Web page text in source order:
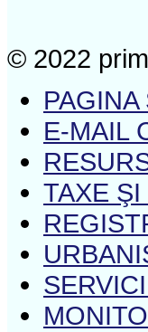
© 2022
PAGINA
E-MAIL
TAXE